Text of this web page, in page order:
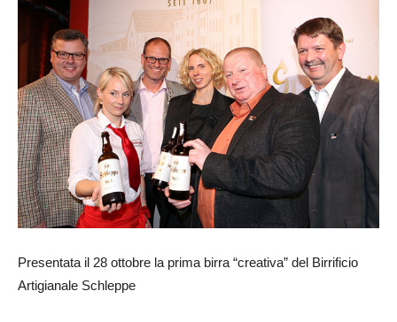
Presentata il 28 ottobre la prima birra “creativa” del Birrificio
Artigianale Schleppe